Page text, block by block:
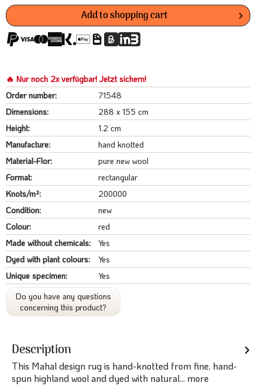
Add toshopping cart
🔥 Nur noch 2x verfügbar! Jetzt sichern!
Order number:
71548
Dimensions:
288 x 155 cm
Height:
1.2 cm
Manufacture:
hand knotted
Material-Flor:
pure new wool
Format:
rectangular
Knots/m²:
200000
Condition:
new
Colour:
red
Made without chemicals:
Yes
Dyed with plant colours:
Yes
Unique specimen:
Yes
Do you have any questions
concerning this product?
Description
This Mahal design rug is hand-knotted from fine, hand-
spun highland wool and dyed with natural... more